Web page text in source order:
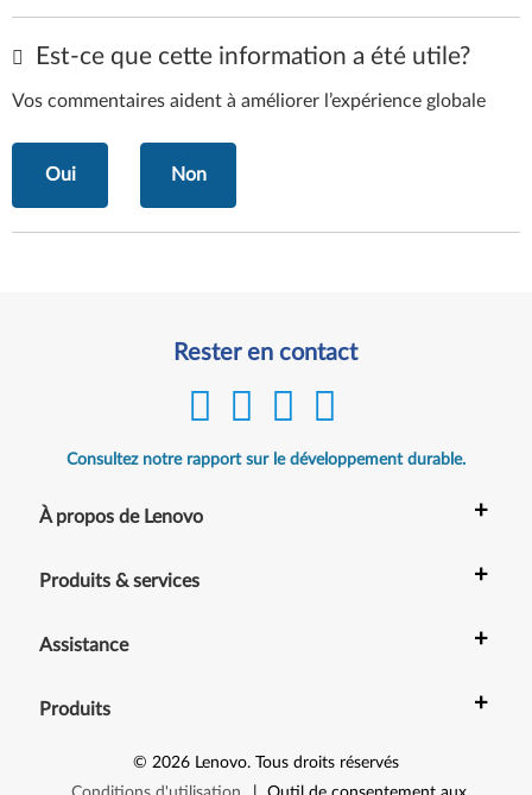
Est-ce que cette information a été utile?
Vos commentaires aident à améliorer l’expérience globale
Oui Non
Rester en contact
Consultez notre rapport sur le développement durable.
À propos de Lenovo +
Produits & services +
Assistance +
Produits +
© 2026 Lenovo. Tous droits réservés